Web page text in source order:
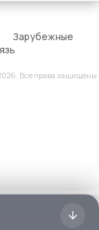
Зарубежные
Все права защищены.